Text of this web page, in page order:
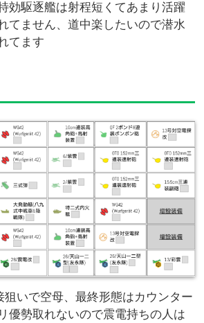
効駆逐艦は射程短くてあまり活躍
てません、道中楽したいので潜水
てます
狙いで空母、最終形態はカウンター
優勢取れないので震電持ちの人は